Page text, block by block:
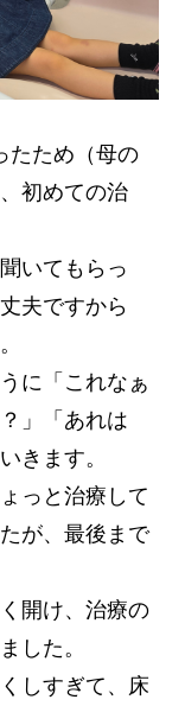
たため（母の
初めての治
いてもらっ
夫ですから
に「これなぁ
」「あれは
きます。
っと治療して
が、最後まで
開け、治療の
した。
しすぎて、床